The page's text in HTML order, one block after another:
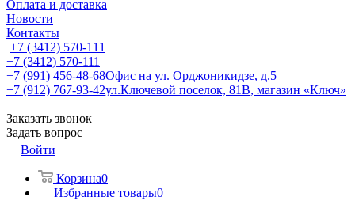
Оплата и доставка
Новости
Контакты
+7 (3412) 570-111
+7 (3412) 570-111
+7 (991) 456-48-68Офис на ул. Орджоникидзе, д.5
+7 (912) 767-93-42ул.Ключевой поселок, 81В, магазин «Ключ»
Заказать звонок
Задать вопрос
Войти
Корзина0
Избранные товары0